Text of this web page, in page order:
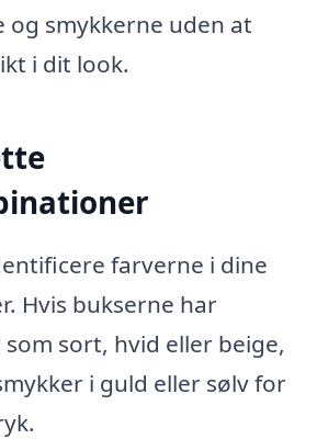
og smykkerne uden at
i dit look.
farverne i dine
Hvis bukserne har
sort, hvid eller beige,
i guld eller sølv for